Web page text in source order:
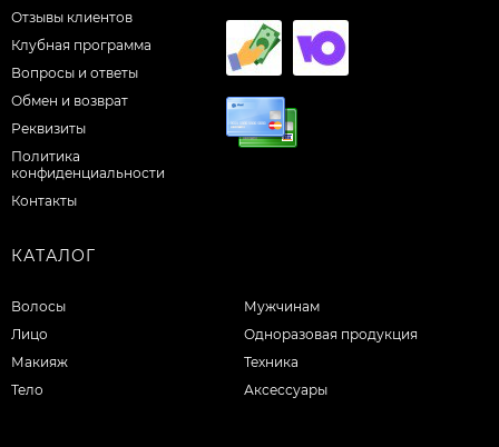
Отзывы клиентов
Клубная программа
Вопросы и ответы
Обмен и возврат
Реквизиты
Политика
конфиденциальности
Контакты
КАТАЛОГ
Волосы
Лицо
Макияж
Тело
Мужчинам
Одноразовая продукция
Техника
Аксессуары